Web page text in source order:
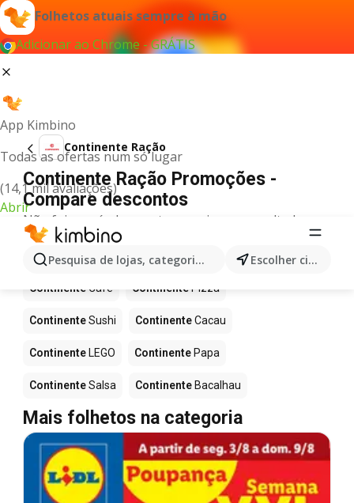
Folhetos atuais sempre à mão
Adicionar ao Chrome - GRÁTIS
App Kimbino
Todas as ofertas num só lugar
(14,1 mil avaliações)
Abrir
Pesquisa de lojas, categorias,produtos... Escolher cidade
Continente Ração
Continente Ração Promoções -
Compare descontos
Não foi possível encontrar quaisquer resultados
para este termo.
Mais produtos em Continente
Continente Café ContinentePizza
ContinenteSushi ContinenteCacau
Continente LEGO Continente Papa
ContinenteSalsa Continente Bacalhau
Mais folhetos na categoria